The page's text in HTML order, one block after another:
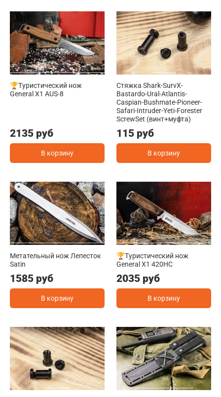
🏆Туристический нож
General X1 AUS-8
2135 руб
В корзину
Стяжка Shark-SurvX-
Bastardo-Ural-Atlantis-
Caspian-Bushmate-Pioneer-
Safari-Intruder-Yeti-Forester
ScrewSet (винт+муфта)
115 руб
В корзину
Метательный нож Лепесток
Satin
1585 руб
В корзину
🏆Туристический нож
General X1 420HC
2035 руб
В корзину